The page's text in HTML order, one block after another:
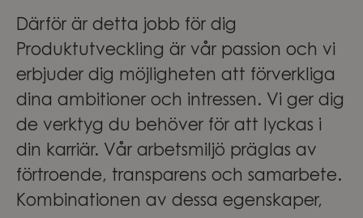
Därför är detta jobb för dig
Produktutveckling är vår passion och vi
erbjuder dig möjligheten att förverkliga
dina ambitioner och intressen. Vi ger dig
de verktyg du behöver för att lyckas i
din karriär. Vår arbetsmiljö präglas av
förtroende, transparens och samarbete.
Kombinationen av dessa egenskaper,